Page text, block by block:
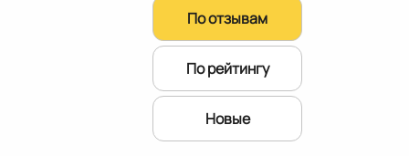
По отзывам
По рейтингу
Новые